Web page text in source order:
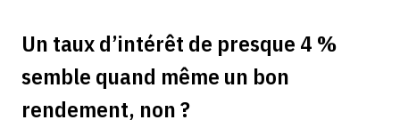
Un taux d’intérêt de presque 4 %
semble quand même un bon
rendement, non ?